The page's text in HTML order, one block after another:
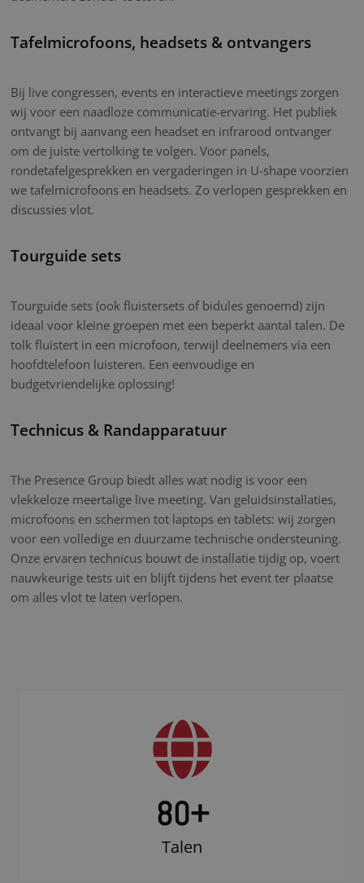
Tafelmicrofoons, headsets & ontvangers
Bij live congressen, events en interactieve meetings zorgen
wij voor een naadloze communicatie-ervaring. Het publiek
ontvangt bij aanvang een headset en infrarood ontvanger
om de juiste vertolking te volgen. Voor panels,
rondetafelgesprekken en vergaderingen in U-shape voorzien
we tafelmicrofoons en headsets. Zo verlopen gesprekken en
discussies vlot.
Tourguide sets
Tourguide sets (ook fluistersets of bidules genoemd) zijn
ideaal voor kleine groepen met een beperkt aantal talen. De
tolk fluistert in een microfoon, terwijl deelnemers via een
hoofdtelefoon luisteren. Een eenvoudige en
budgetvriendelijke oplossing!
Technicus & Randapparatuur
The Presence Group biedt alles wat nodig is voor een
vlekkeloze meertalige live meeting. Van geluidsinstallaties,
microfoons en schermen tot laptops en tablets: wij zorgen
voor een volledige en duurzame technische ondersteuning.
Onze ervaren technicus bouwt de installatie tijdig op, voert
nauwkeurige tests uit en blijft tijdens het event ter plaatse
om alles vlot te laten verlopen.
80+
Talen